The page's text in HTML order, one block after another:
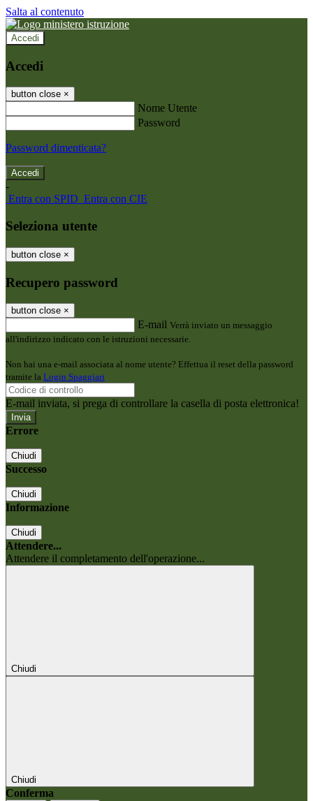
Salta al contenuto
Accedi
Accedi
button close ×
Nome Utente
Password
Password dimenticata?
-
Entra con SPID Entra con CIE
Seleziona utente
button close ×
Recupero password
button close ×
E-mail Verrà inviato un messaggio
all'indirizzo indicato con le istruzioni necessarie.
Non hai una e-mail associata al nome utente? Effettua il reset della password
tramite la Login Spaggiari
E-mail inviata, si prega di controllare la casella di posta elettronica!
Errore
Chiudi
Successo
Chiudi
Informazione
Chiudi
Attendere...
Attendere il completamento dell'operazione...
Chiudi
Chiudi
Conferma